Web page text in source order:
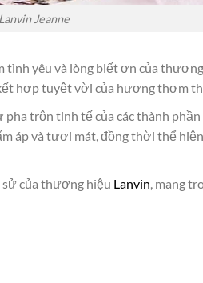
Jeanne
tình yêu và lòng biết ơn của
hợp tuyệt vời của hương thơm
trộn tinh tế của các thành
áp và tươi mát, đồng thời thể
sử của thương hiệu Lanvin , mang